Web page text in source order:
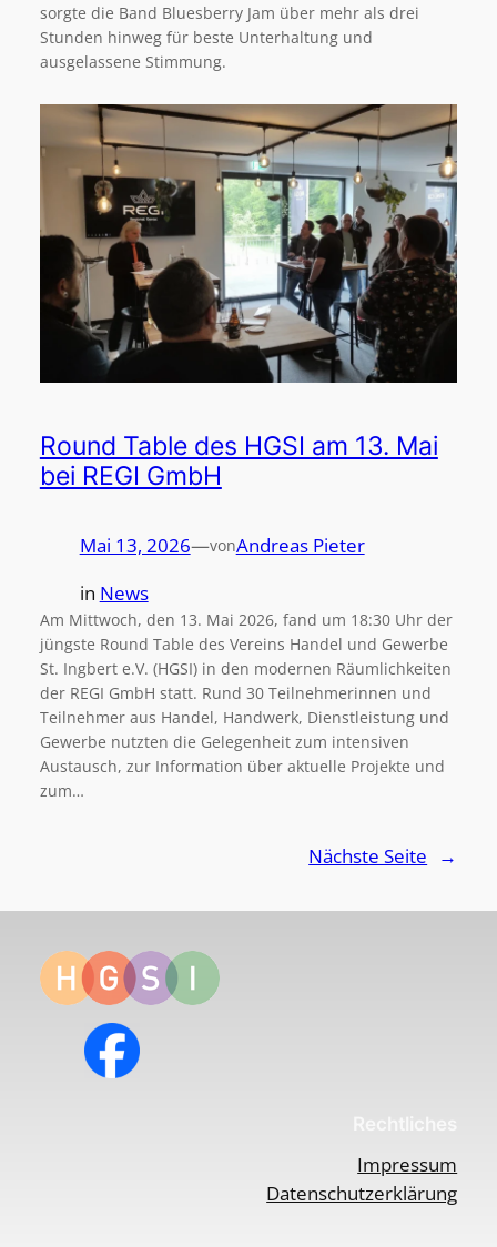
sorgte die Band Bluesberry Jam über mehr als drei
Stunden hinweg für beste Unterhaltung und
ausgelassene Stimmung.
Round Table des HGSI am 13. Mai
bei REGI GmbH
Mai 13, 2026—vonAndreas Pieter
in News
Am Mittwoch, den 13. Mai 2026, fand um 18:30 Uhr der
jüngste Round Table des Vereins Handel und Gewerbe
St. Ingbert e.V. (HGSI) in den modernen Räumlichkeiten
der REGI GmbH statt. Rund 30 Teilnehmerinnen und
Teilnehmer aus Handel, Handwerk, Dienstleistung und
Gewerbe nutzten die Gelegenheit zum intensiven
Austausch, zur Information über aktuelle Projekte und
zum…
Nächste Seite →
Impressum
Datenschutzerklärung